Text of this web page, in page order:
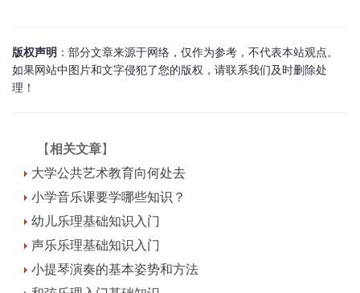
版权声明 ：部分文章来源于网络，仅作为参考，不代表本站观点。
如果网站中图片和文字侵犯了您的版权，请联系我们及时删除处
理！
【相关文章】
大学公共艺术教育向何处去
小学音乐课要学哪些知识？
幼儿乐理基础知识入门
声乐乐理基础知识入门
小提琴演奏的基本姿势和方法